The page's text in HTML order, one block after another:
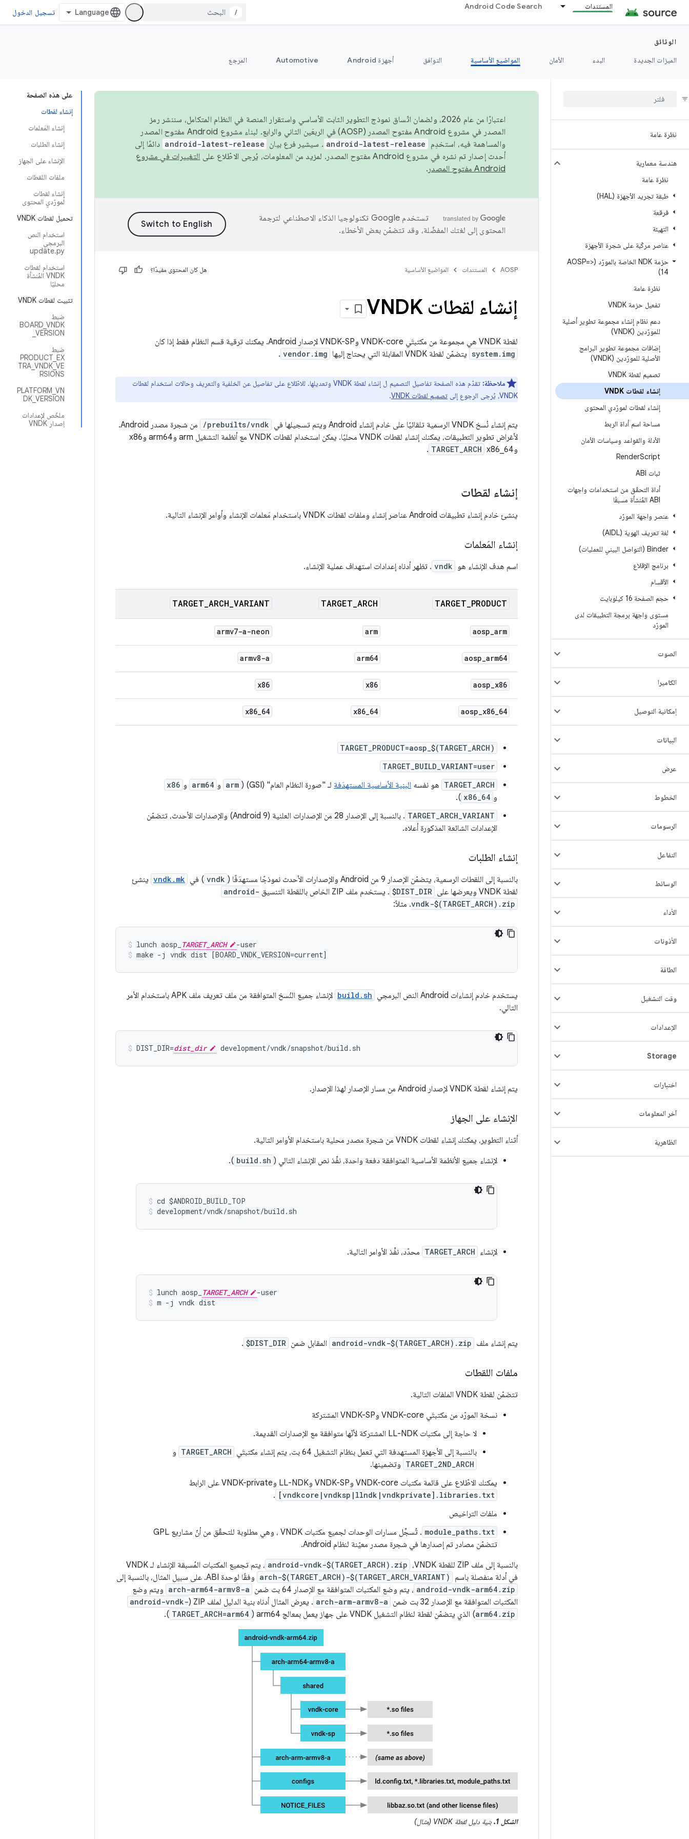
المستندات Android Code Search
/ تسجيل الدخول
الوثائق
الميزات الجديدة
البدء الأمان المواضيع الأساسية التوافق أجهزة Android Automotive المرجع
نظرة عامة
هندسة معمارية
نظرة عامة
طبقة تجريد الأجهزة (HAL)
فرقعة
التهيئة
عناصر مركّبة على شجرة الأجهزة
حزمة NDK الخاصة بالمورّد (<=AOSP
14)
نظرة عامة
تفعيل حزمة VNDK
دعم نظام إنشاء مجموعة تطوير أصلية
للمورّدين (VNDK)
إضافات مجموعة تطوير البرامج
الأصلية للمورّدين (VNDK)
تصميم لقطة VNDK
إنشاء لقطات VNDK
إنشاء لقطات لمورّدي المحتوى
مساحة اسم أداة الربط
الأدلة والقواعد وسياسات الأمان
RenderScript
ثبات ABI
أداة التحقّق من استخدامات واجهات
ABI المُنشأة مسبقًا
عنصر واجهة المورّد
لغة تعريف الهوية (AIDL)
‫Binder (التواصل البيني للعمليات)
برنامج الإقلاع
الأقسام
حجم الصفحة 16 كيلوبايت
مستوى واجهة برمجة التطبيقات لدى
المورّد
الصوت
الكاميرا
إمكانية التوصيل
البيانات
عرض
الخطوط
الرسومات
التفاعل
الوسائط
الأداء
الأذونات
الطاقة
وقت التشغيل
الإعدادات
Storage
اختبارات
آخر المعلومات
الظاهرية
على هذه الصفحة
إنشاء لقطات
إنشاء المَعلمات
إنشاء الطلبات
الإنشاء على الجهاز
ملفات اللقطات
إنشاء لقطات
لمورّدي المحتوى
تحميل لقطات VNDK
استخدام النص
البرمجي
update.py
استخدام لقطات
VNDK المُنشأة
محليًا
تثبيت لقطات VNDK
ضبط
BOARD_VNDK
_VERSION
ضبط
PRODUCT_EX
TRA_VNDK_VE
RSIONS
PLATFORM_VN
DK_VERSION
ملخّص لإعدادات
إصدار VNDK
اعتبارًا من عام 2026، ولضمان اتّساق نموذج التطوير الثابت الأساسي واستقرار المنصة في النظام المتكامل، سننشر رمز
المصدر في مشروع Android مفتوح المصدر (AOSP) في الربعَين الثاني والرابع. لبناء مشروع Android مفتوح المصدر
والمساهمة فيه، استخدِم
android-latest-release . سيشير فرع بيان android-latest-release دائمًا إلى
أحدث إصدار تم نشره في مشروع Android مفتوح المصدر. لمزيد من المعلومات، يُرجى الاطّلاع على
التغييرات في مشروع
Android مفتوح المصدر
.
تستخدم Google تكنولوجيا الذكاء الاصطناعي لترجمة
المحتوى إلى لغتك المفضّلة، وقد تتضمّن بعض الأخطاء.
AOSP المستندات المواضيع الأساسية هل كان المحتوى مفيدًا؟
إنشاء لقطات VNDK
لقطة VNDK هي مجموعة من مكتبتَي VNDK-core وVNDK-SP لإصدار Android. يمكنك ترقية قسم النظام فقط إذا كان
system.img يتضمّن لقطة VNDK المقابلة التي يحتاج إليها vendor.img
.
ملاحظة:
تقدّم هذه الصفحة تفاصيل التصميم ل إنشاء لقطة VNDK وتعديلها. للاطّلاع على تفاصيل عن الخلفية والتعريف وحالات استخدام لقطات
VNDK، يُرجى الرجوع إلى
تصميم لقطات VNDK .
يتم إنشاء نُسخ VNDK الرسمية تلقائيًا على خادم إنشاء Android ويتم تسجيلها في /prebuilts/vndk
من شجرة مصدر Android.
لأغراض تطوير التطبيقات، يمكنك إنشاء لقطات VNDK محليًا. يمكن استخدام لقطات VNDK مع أنظمة التشغيل arm وarm64 وx86
وx86_64
TARGET_ARCH
.
إنشاء لقطات
ينشئ خادم إنشاء تطبيقات Android عناصر إنشاء وملفات لقطات VNDK باستخدام مَعلمات الإنشاء وأوامر الإنشاء التالية.
إنشاء المَعلمات
اسم هدف الإنشاء هو vndk . تظهر أدناه إعدادات استهداف عملية الإنشاء.
TARGET PRODUCT
TARGET ARCH
TARGET ARCH VARIANT
aosp_arm
arm
armv7-a-neon
aosp_arm64
arm64
armv8-a
aosp_x86
x86
x86
aosp_x86_64
x86_64
x86_64
TARGET_PRODUCT=aosp_$(TARGET_ARCH)
TARGET_BUILD_VARIANT=user
TARGET_ARCH هو نفسه البنية الأساسية المستهدَفة لـ "صورة النظام العام" (GSI) ( arm و arm64 و x86
و x86_64
).
TARGET_ARCH_VARIANT
. بالنسبة إلى الإصدار 28 من الإصدارات العلنية (Android 9) والإصدارات الأحدث، تتضمّن
الإعدادات الشائعة المذكورة أعلاه.
إنشاء الطلبات
بالنسبة إلى اللقطات الرسمية، يتضمّن الإصدار 9 من Android والإصدارات الأحدث نموذجًا مستهدَفًا ( vndk ) في vndk.mk ينشئ
لقطة VNDK ويعرضها على
$DIST_DIR . يستخدم ملف ZIP الخاص باللقطة التنسيق
android-
vndk-$(TARGET_ARCH).zip. مثلاً:
lunch aosp_ TARGET_ARCH
-user
make -j vndk dist [BOARD_VNDK_VERSION=current]
يستخدم خادم إنشاءات Android النص البرمجي build.sh
لإنشاء جميع النُسخ المتوافقة من ملف تعريف ملف APK باستخدام الأمر
التالي.
DIST_DIR=dist_dir
يتم إنشاء لقطة VNDK لإصدار Android من مسار الإصدار لهذا الإصدار.
الإنشاء على الجهاز
أثناء التطوير، يمكنك إنشاء لقطات VNDK من شجرة مصدر محلية باستخدام الأوامر التالية.
لإنشاء جميع الأنظمة الأساسية المتوافقة دفعة واحدة، نفِّذ نص الإنشاء التالي ( build.sh
).
cd $ANDROID_BUILD_TOP
development/vndk/snapshot/build.sh
لإنشاء TARGET_ARCH محدّد، نفِّذ الأوامر التالية.
lunch aosp_ TARGET_ARCH
-user
m -j vndk dist
يتم إنشاء ملف android-vndk-$(TARGET_ARCH).zip المقابل ضمن $DIST_DIR
.
ملفات اللقطات
تتضمّن لقطة VNDK الملفات التالية.
نسخة المورّد من مكتبتَي VNDK-core وVNDK-SP المشتركة
لا حاجة إلى مكتبات LL-NDK المشتركة لأنّها متوافقة مع الإصدارات القديمة.
بالنسبة إلى الأجهزة المستهدفة التي تعمل بنظام التشغيل 64 بت، يتم إنشاء مكتبتَي
TARGET_ARCH و
TARGET_2ND_ARCH وتضمينها.
يمكنك الاطّلاع على قائمة مكتبات VNDK-core وVNDK-SP وLL-NDK وVNDK-private على الرابط
[vndkcore|vndksp|llndk|vndkprivate].libraries.txt
.
ملفات التراخيص
module_paths.txt
. تُسجِّل مسارات الوحدات لجميع مكتبات VNDK ، وهي مطلوبة للتحقّق من أنّ مشاريع GPL
تتضمّن مصادر تم إصدارها في شجرة مصدر معيّنة لنظام Android.
بالنسبة إلى ملف ZIP للقطة VNDK،
android-vndk-$(TARGET_ARCH).zip
، يتم تجميع المكتبات المُسبقة الإنشاء لـ VNDK
في أدلة منفصلة باسم
arch-$(TARGET_ARCH)-$(TARGET_ARCH_VARIANT) وفقًا لوحدة ABI. على سبيل المثال، بالنسبة إلى
android-vndk-arm64.zip ، يتم وضع المكتبات المتوافقة مع الإصدار 64 بت ضمن arch-arm64-armv8-a ويتم وضع
المكتبات المتوافقة مع الإصدار 32 بت ضمن
arch-arm-armv8-a . يعرض المثال أدناه بنية الدليل لملف ZIP (
android-vndk-
arm64.zip) الذي يتضمّن لقطة لنظام التشغيل VNDK على جهاز يعمل بمعالج arm64 ( TARGET_ARCH=arm64
).
الشكل 1. بنية دليل لقطة VNDK (مثال)